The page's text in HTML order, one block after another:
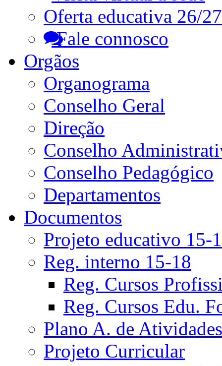
Oferta educativa 26/27
Fale connosco
Orgãos
Organograma
Conselho Geral
Direção
Conselho
Conselho Pedagógico
Departamentos
Documentos
Projeto educativo 15-
Reg. interno 15-18
Reg. Cursos
Reg. Cursos Edu.
Plano A. de Atividades
Projeto Curricular